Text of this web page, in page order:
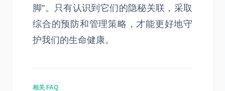
脚”。只有认识到它们的隐秘关联，采取
综合的预防和管理策略，才能更好地守
护我们的生命健康。
相关 FAQ